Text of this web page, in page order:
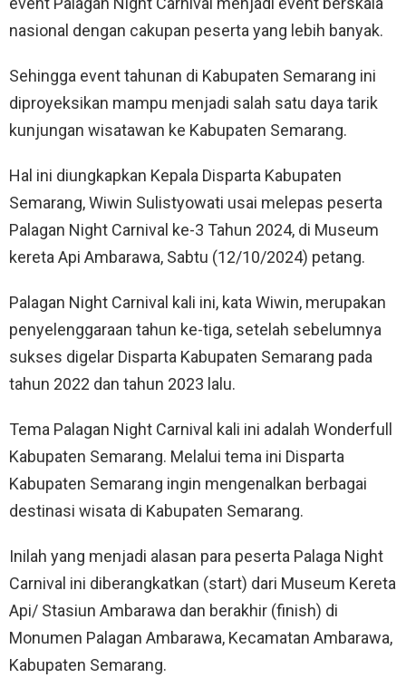
nasional dengan cakupan peserta yang lebih banyak.
Sehingga event tahunan di Kabupaten Semarang ini
diproyeksikan mampu menjadi salah satu daya tarik
kunjungan wisatawan ke Kabupaten Semarang.
Hal ini diungkapkan Kepala Disparta Kabupaten
Semarang, Wiwin Sulistyowati usai melepas peserta
Palagan Night Carnival ke-3 Tahun 2024, di Museum
kereta Api Ambarawa, Sabtu (12/10/2024) petang.
Palagan Night Carnival kali ini, kata Wiwin, merupakan
penyelenggaraan tahun ke-tiga, setelah sebelumnya
sukses digelar Disparta Kabupaten Semarang pada
tahun 2022 dan tahun 2023 lalu.
Tema Palagan Night Carnival kali ini adalah Wonderfull
Kabupaten Semarang. Melalui tema ini Disparta
Kabupaten Semarang ingin mengenalkan berbagai
destinasi wisata di Kabupaten Semarang.
Inilah yang menjadi alasan para peserta Palaga Night
Carnival ini diberangkatkan (start) dari Museum Kereta
Api/ Stasiun Ambarawa dan berakhir (finish) di
Monumen Palagan Ambarawa, Kecamatan Ambarawa,
Kabupaten Semarang.